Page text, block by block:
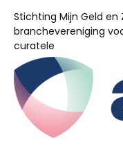
Stichting Mijn Geld en
branchevereniging
curatele